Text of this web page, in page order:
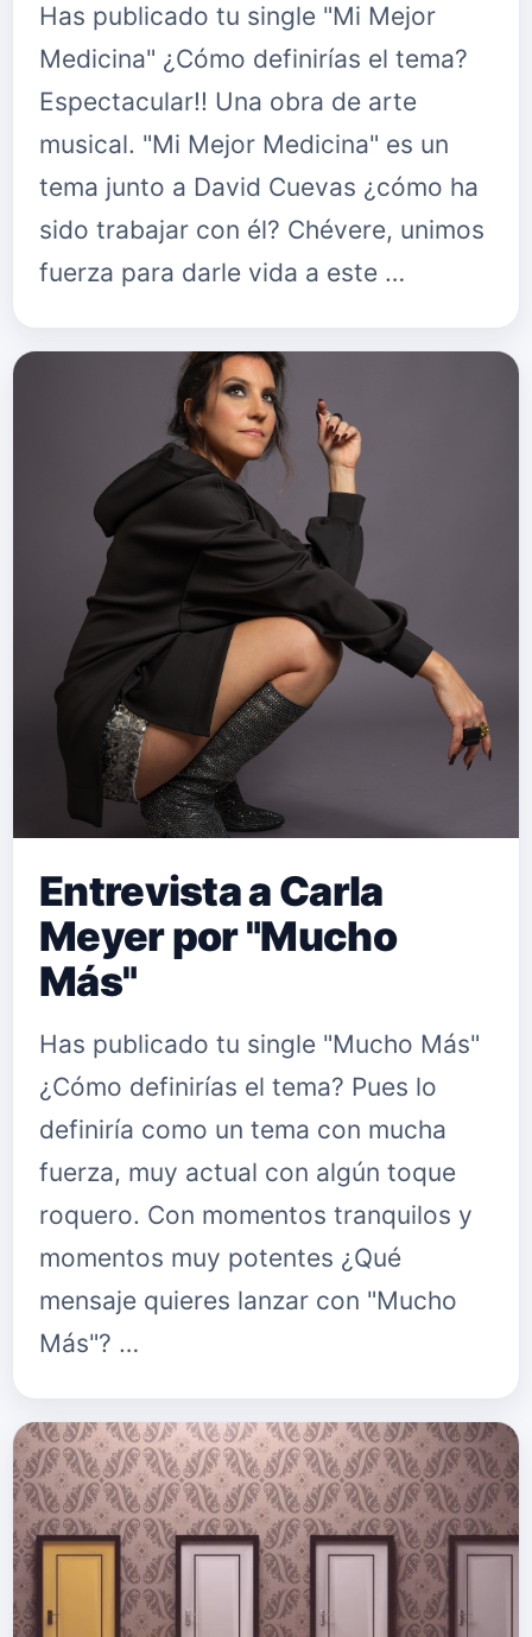
Has publicado tu single "Mi Mejor
Medicina" ¿Cómo definirías el tema?
Espectacular!! Una obra de arte
musical. "Mi Mejor Medicina" es un
tema junto a David Cuevas ¿cómo ha
sido trabajar con él? Chévere, unimos
fuerza para darle vida a este …
Entrevista a Carla
Meyer por "Mucho
Más"
Has publicado tu single "Mucho Más"
¿Cómo definirías el tema? Pues lo
definiría como un tema con mucha
fuerza, muy actual con algún toque
roquero. Con momentos tranquilos y
momentos muy potentes ¿Qué
mensaje quieres lanzar con "Mucho
Más"? …